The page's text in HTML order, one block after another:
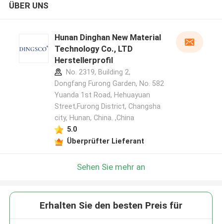
ÜBER UNS
Hunan Dinghan New Material
Technology Co., LTD
Herstellerprofil
No. 2319, Building 2,
Dongfang Furong Garden, No. 582
Yuanda 1st Road, Hehuayuan
Street,Furong District, Changsha
city, Hunan, China. ,China
5.0
Überprüfter Lieferant
Sehen Sie mehr an
Erhalten Sie den besten Preis für